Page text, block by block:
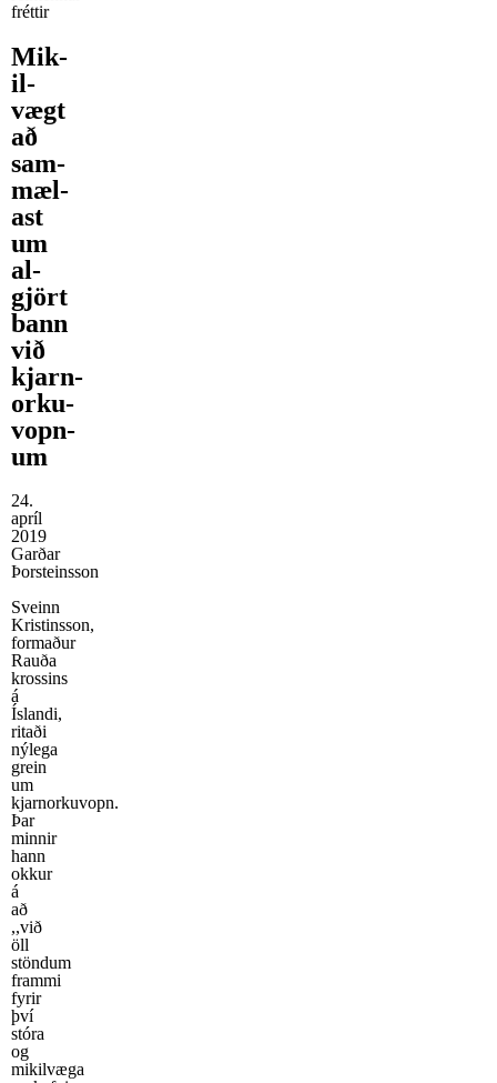
fréttir
Mik­
il­
vægt
að
sam­
mæl­
ast
um
al­
gjört
bann
við
kjarn­
orku­
vopn­
um
24.
apríl
2019
Garðar
Þorsteinsson
Sveinn
Kristinsson,
formaður
Rauða
krossins
á
Íslandi,
ritaði
nýlega
grein
um
kjarnorkuvopn.
Þar
minnir
hann
okkur
á
að
,,við
öll
stöndum
frammi
fyrir
því
stóra
og
mikilvæga